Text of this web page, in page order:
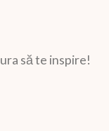
să te inspire!